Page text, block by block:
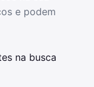
e podem
na busca